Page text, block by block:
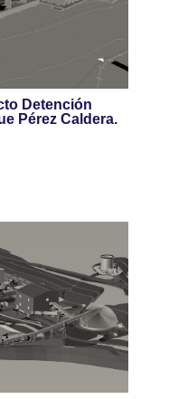
Detención
Pérez Caldera.